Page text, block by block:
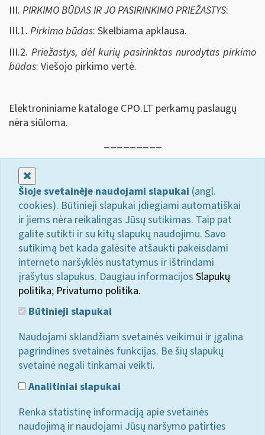
III. PIRKIMO BŪDAS IR JO PASIRINKIMO PRIEŽASTYS:
III.1. Pirkimo būdas: Skelbiama apklausa.
III.2. Priežastys, dėl kurių pasirinktas nurodytas pirkimo
būdas: Viešojo pirkimo vertė.
Elektroniniame kataloge CPO.LT perkamų paslaugų
nėra siūloma.
_________
Šioje svetainėje naudojami slapukai (angl.
cookies). Būtinieji slapukai įdiegiami automatiškai
ir jiems nėra reikalingas Jūsų sutikimas. Taip pat
galite sutikti ir su kitų slapukų naudojimu. Savo
sutikimą bet kada galėsite atšaukti pakeisdami
interneto naršyklės nustatymus ir ištrindami
įrašytus slapukus. Daugiau informacijos Slapukų
politika; Privatumo politika.
Būtinieji slapukai
Naudojami sklandžiam svetainės veikimui ir įgalina
pagrindines svetainės funkcijas. Be šių slapukų
svetainė negali tinkamai veikti.
Analitiniai slapukai
Renka statistinę informaciją apie svetainės
naudojimą ir naudojami Jūsų naršymo patirties